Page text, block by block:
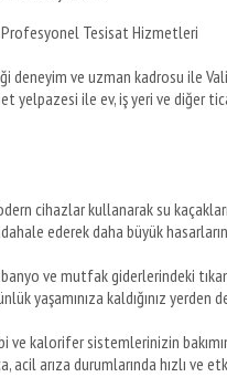
Profesyonel Tesisat Hizmetleri
deneyim ve uzman kadrosu
yelpazesi ile ev, iş yeri ve diğer
cihazlar kullanarak su
ederek daha büyük
ve mutfak giderlerindeki
yaşamınıza kaldığınız
ve kalorifer sistemlerinizin
acil arıza durumlarında hızlı ve